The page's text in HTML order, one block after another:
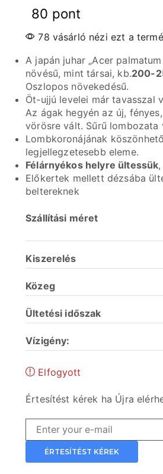
80 pont
78 vásárló nézi ezt a
A japán juhar „Acer
növésű, mint társai, kb.200-
Oszlopos növekedésű.
Öt-ujjú levelei már tavasszal
Az ágak hegyén az új,
vörösre vált. Sűrű lombozata
Lombkoronájának
legjellegzetesebb eleme.
Félárnyékos helyre ültessük
Előkertek mellett dézsába
beltereknek
Szállítási méret
Kiszerelés
Közeg
Ültetési időszak
Vízigény:
Elfogyott
Értesítést kérek ha Újra
ÉRTESÍTÉST KÉREK